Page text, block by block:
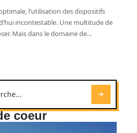
l’utilisation des dispositifs
incontestable. Une multitude de
Mais dans le domaine de…
coeur